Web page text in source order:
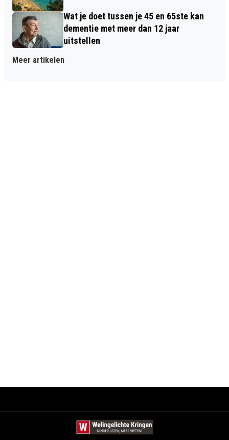
Wat je doet tussen je 45 en 65ste kan
dementie met meer dan 12 jaar
uitstellen
Meer artikelen